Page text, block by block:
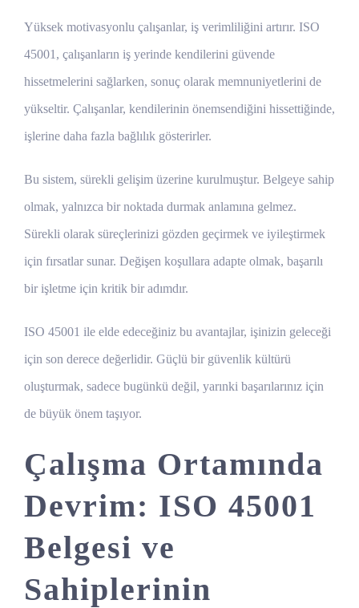
Yüksek motivasyonlu çalışanlar, iş verimliliğini artırır. ISO
45001, çalışanların iş yerinde kendilerini güvende
hissetmelerini sağlarken, sonuç olarak memnuniyetlerini de
yükseltir. Çalışanlar, kendilerinin önemsendiğini hissettiğinde,
işlerine daha fazla bağlılık gösterirler.
Bu sistem, sürekli gelişim üzerine kurulmuştur. Belgeye sahip
olmak, yalnızca bir noktada durmak anlamına gelmez.
Sürekli olarak süreçlerinizi gözden geçirmek ve iyileştirmek
için fırsatlar sunar. Değişen koşullara adapte olmak, başarılı
bir işletme için kritik bir adımdır.
ISO 45001 ile elde edeceğiniz bu avantajlar, işinizin geleceği
için son derece değerlidir. Güçlü bir güvenlik kültürü
oluşturmak, sadece bugünkü değil, yarınki başarılarınız için
de büyük önem taşıyor.
Çalışma Ortamında
Devrim: ISO 45001
Belgesi ve
Sahiplerinin